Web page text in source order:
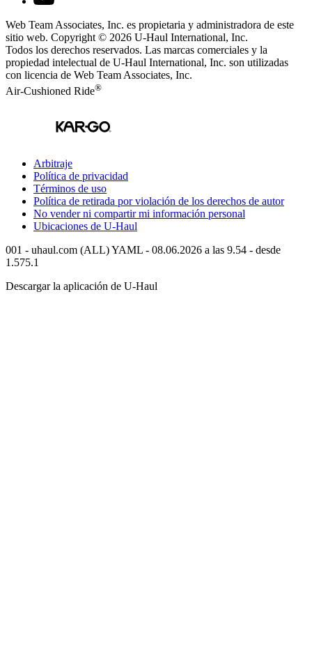
Web Team Associates, Inc. es propietaria y administradora de este
sitio web. Copyright © 2026 U-Haul International, Inc.
Todos los derechos reservados. Las marcas comerciales y la
propiedad intelectual de U-Haul International, Inc. son utilizadas
con licencia de Web Team Associates, Inc.
Air-Cushioned Ride®
Arbitraje
Política de privacidad
Términos de uso
Política de retirada por violación de los derechos de autor
No vender ni compartir mi información personal
Ubicaciones de U-Haul
001 - uhaul.com (ALL) YAML - 08.06.2026 a las 9.54 - desde
1.575.1
Descargar la aplicación de U-Haul